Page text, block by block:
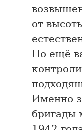
от
Но ещё
Именно
бригады